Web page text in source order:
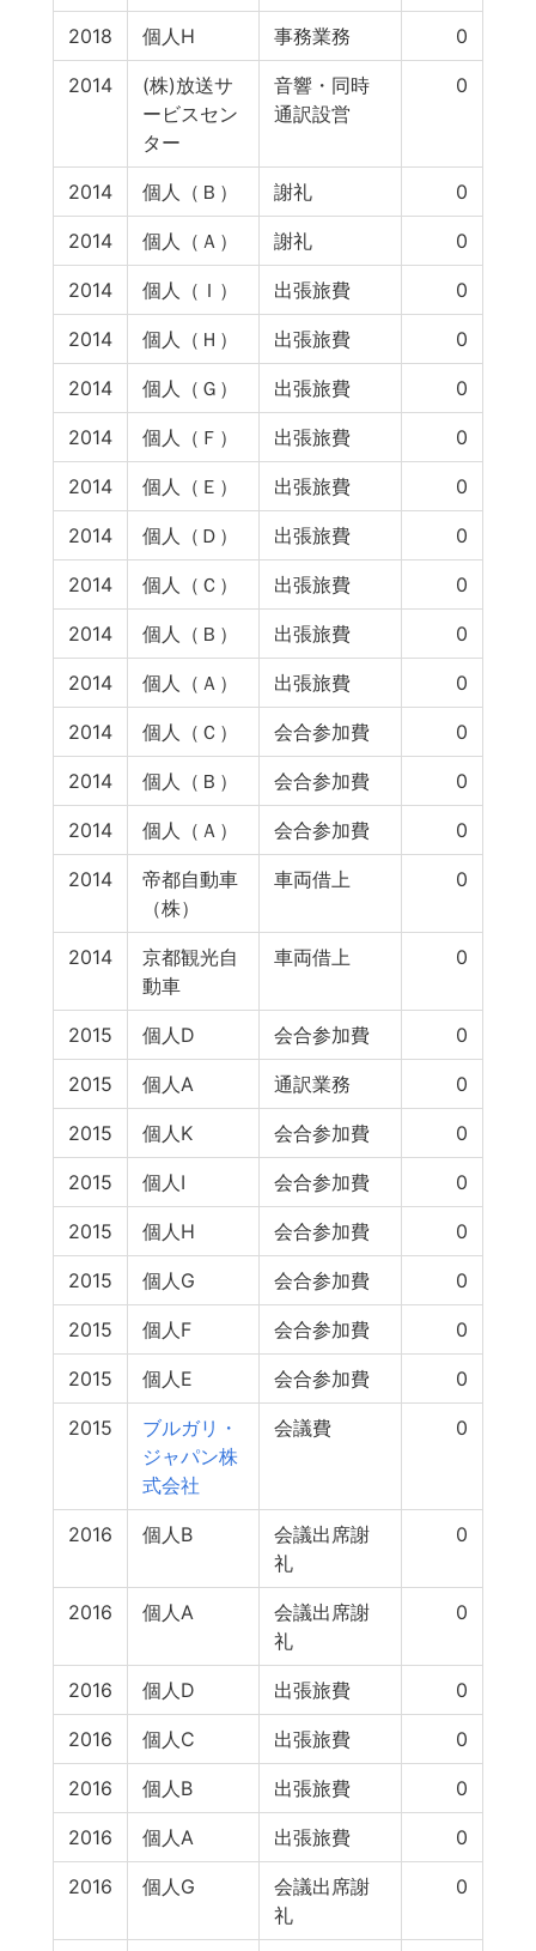
2018 個人H 事務業務 0
2014
(株)放送サ
ービスセン
ター
音響・同時
通訳設営
0
2014 個人（Ｂ） 謝礼 0
2014 個人（Ａ） 謝礼 0
2014 個人（Ｉ） 出張旅費 0
2014 個人（Ｈ） 出張旅費 0
2014 個人（Ｇ） 出張旅費 0
2014 個人（Ｆ） 出張旅費 0
2014 個人（Ｅ） 出張旅費 0
2014 個人（Ｄ） 出張旅費 0
2014 個人（Ｃ） 出張旅費 0
2014 個人（Ｂ） 出張旅費 0
2014 個人（Ａ） 出張旅費 0
2014 個人（Ｃ） 会合参加費 0
2014 個人（Ｂ） 会合参加費 0
2014 個人（Ａ） 会合参加費 0
2014
帝都自動車
（株）
車両借上 0
2014
京都観光自
動車
車両借上 0
2015 個人D 会合参加費 0
2015 個人A 通訳業務 0
2015 個人K 会合参加費 0
2015 個人I 会合参加費 0
2015 個人H 会合参加費 0
2015 個人G 会合参加費 0
2015 個人F 会合参加費 0
2015 個人E 会合参加費 0
2015
ブルガリ・
ジャパン株
式会社
会議費 0
2016 個人B
会議出席謝
礼
0
2016 個人A
会議出席謝
礼
0
2016 個人D 出張旅費 0
2016 個人C 出張旅費 0
2016 個人B 出張旅費 0
2016 個人A 出張旅費 0
2016 個人G
会議出席謝
礼
0